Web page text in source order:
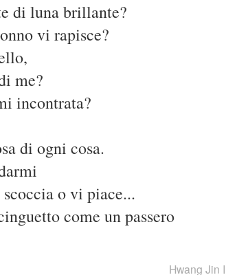
di luna brillante?
vi rapisce?
me?
incontrata?
di ogni cosa.
o vi piace...
come un passero
Hwang Jin I